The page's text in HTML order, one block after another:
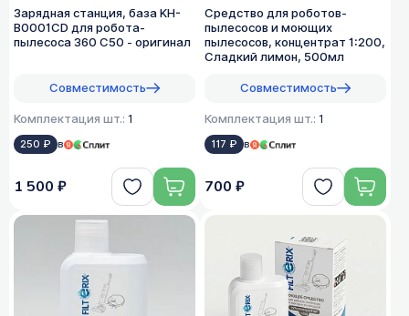
Зарядная станция, база KH-
B0001CD для робота-
пылесоса 360 C50 - оригинал
Совместимость
Комплектация шт.: 1
250 ₽ в
1 500 ₽
Средство для роботов-
пылесосов и моющих
пылесосов, концентрат 1:200,
Сладкий лимон, 500мл
Совместимость
Комплектация шт.: 1
117 ₽ в
700 ₽